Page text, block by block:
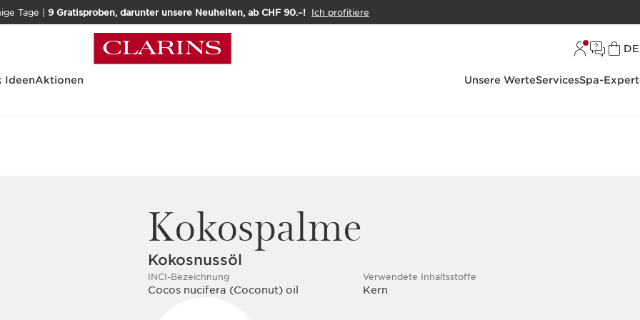
Tage | 9 Gratisproben, darunter unsere Neuheiten, ab CHF 90.–! Ich profitiere
DE
IdeenAktionen Unsere WerteServicesSpa-
Kokospalme
Kokosnussöl
INCI-Bezeichnung
Cocos nucifera (Coconut) oil
Verwendete Inhaltsstoffe
Kern